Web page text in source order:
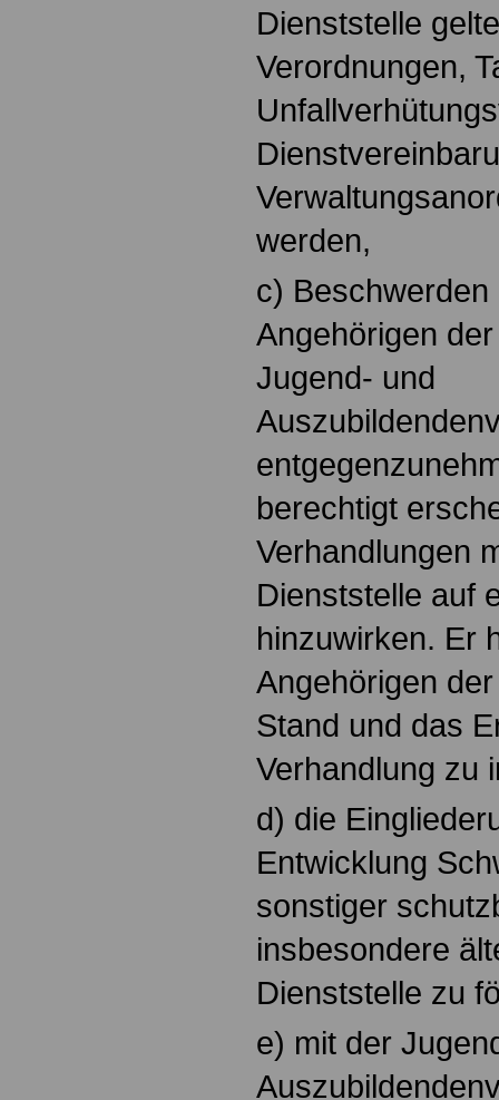
Dienststelle
Verordnungen,
werden,
c)
Angehörigen
Jugend- und
berechtigt
Verhandlungen
Dienststelle auf
hinzuwirken. Er
Angehörigen
Stand und das
Verhandlung zu
d) die
Entwicklung
sonstiger
insbesondere
Dienststelle zu
e) mit der